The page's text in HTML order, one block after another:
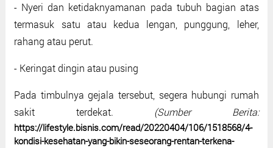
- Nyeri dan ketidaknyamanan pada tubuh bagian atas
termasuk satu atau kedua lengan, punggung, leher,
rahang atau perut.
- Keringat dingin atau pusing
Pada timbulnya gejala tersebut, segera hubungi rumah
sakit terdekat. (Sumber Berita:
https://lifestyle.bisnis.com/read/20220404/106/1518568/4-
kondisi-kesehatan-yang-bikin-seseorang-rentan-terkena-